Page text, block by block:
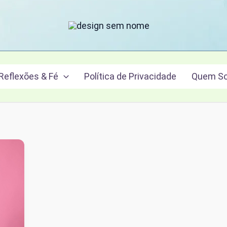
& Fé Política de Privacidade Quem